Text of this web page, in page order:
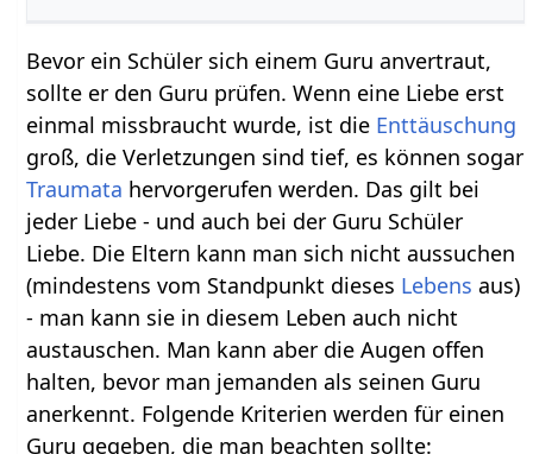
Bevor ein Schüler sich einem Guru anvertraut,
sollte er den Guru prüfen. Wenn eine Liebe erst
einmal missbraucht wurde, ist die Enttäuschung
groß, die Verletzungen sind tief, es können sogar
Traumata hervorgerufen werden. Das gilt bei
jeder Liebe - und auch bei der Guru Schüler
Liebe. Die Eltern kann man sich nicht aussuchen
(mindestens vom Standpunkt dieses Lebens aus)
- man kann sie in diesem Leben auch nicht
austauschen. Man kann aber die Augen offen
halten, bevor man jemanden als seinen Guru
anerkennt. Folgende Kriterien werden für einen
Guru gegeben, die man beachten sollte: